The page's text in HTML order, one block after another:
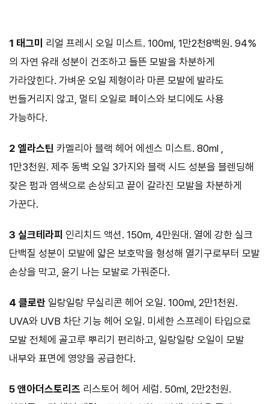
1 태그미 리얼 프레시 오일 미스트. 100ml, 1만2천8백원. 94%
의 자연 유래 성분이 건조하고 들뜬 모발을 차분하게
가라앉힌다. 가벼운 오일 제형이라 마른 모발에 발라도
번들거리지 않고, 멀티 오일로 페이스와 보디에도 사용
가능하다.
2 엘라스틴 카멜리아 블랙 헤어 에센스 미스트. 80ml ,
1만3천원. 제주 동백 오일 3가지와 블랙 시드 성분을 블렌딩해
잦은 펌과 염색으로 손상되고 끝이 갈라진 모발을 차분하게
가꾼다.
3 실크테라피 인리치드 액션. 150m, 4만원대. 열에 강한 실크
단백질 성분이 모발에 얇은 보호막을 형성해 열기구로부터 모발
손상을 막고, 윤기 나는 모발로 가꿔준다.
4 클로란 일랑일랑 무실리콘 헤어 오일. 100ml, 2만1천원.
UVA와 UVB 차단 기능 헤어 오일. 미세한 스프레이 타입으로
모발 전체에 골고루 뿌리기 편리하고, 일랑일랑 오일이 모발
내부와 표면에 영양을 공급한다.
5 앤아더스토리즈 리스토어 헤어 세럼. 50ml, 2만2천원.